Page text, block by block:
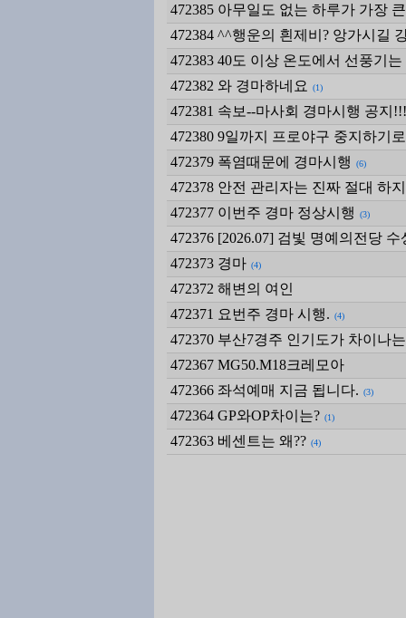
472385 아무일도 없는 하루가 가장
472384 ^^행운의 흰제비? 앙가시길
472383 40도 이상 온도에서 선풍기
472382 와 경마하네요 (1)
472381 속보--마사회 경마시행 공지!!!
472380 9일까지 프로야구 중지하기
472379 폭염때문에 경마시행 (6)
472378 안전 관리자는 진짜 절대 하
472377 이번주 경마 정상시행 (3)
472376 [2026.07] 검빛 명예의전당
472373 경마 (4)
472372 해변의 여인
472371 요번주 경마 시행. (4)
472370 부산7경주 인기도가 차이나
472367 MG50.M18크레모아
472366 좌석예매 지금 됩니다. (3)
472364 GP와OP차이는? (1)
472363 베센트는 왜?? (4)